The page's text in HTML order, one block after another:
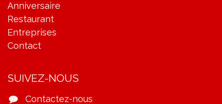
Anniversaire
Restaurant
Entreprises
Contact
SUIVEZ-NOUS
Contactez-nous